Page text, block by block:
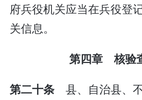
府兵役机关应当在兵役登
关信息。
第四章 核验
第二十条 县、自治县、